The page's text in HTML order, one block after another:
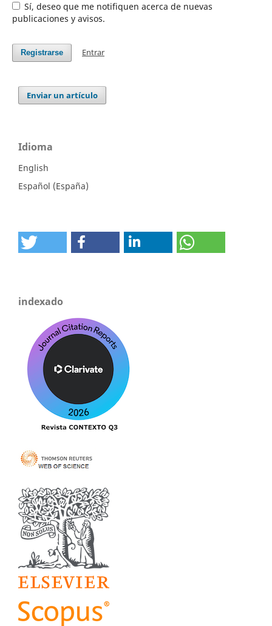
Sí, deseo que me notifiquen acerca de nuevas
publicaciones y avisos.
Registrarse Entrar
Enviar un artículo
Idioma
English
Español (España)
indexado